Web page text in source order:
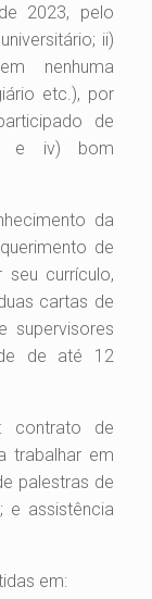
2023, pelo
ii)
nenhuma
etc.), por
de
e iv) bom
da
de
currículo,
cartas de
supervisores
de até 12
contrato de
trabalhar em
palestras de
e assistência
em: